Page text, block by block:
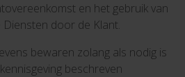
en het gebruik van
door de Klant.
bewaren zolang als nodig is
beschreven